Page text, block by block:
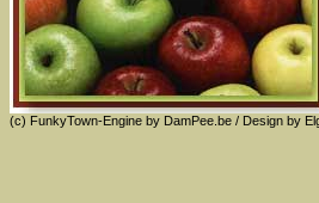
(c) FunkyTown-Engine by DamPee.be / Design by